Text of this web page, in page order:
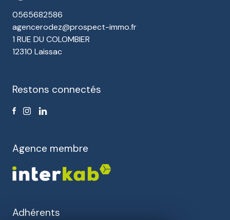
0565682586
agencerodez@prospect-immo.fr
1 RUE DU COLOMBIER
12310 Laissac
Restons connectés
Agence membre
Adhérents